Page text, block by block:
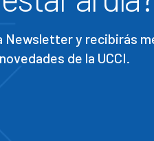
Newsletter y recibirás
de la UCCI.